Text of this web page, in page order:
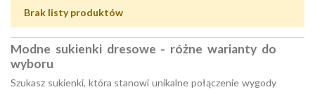
Brak listy produktów
Modne sukienki dresowe - różne warianty do
wyboru
Szukasz sukienki, która stanowi unikalne połączenie wygody